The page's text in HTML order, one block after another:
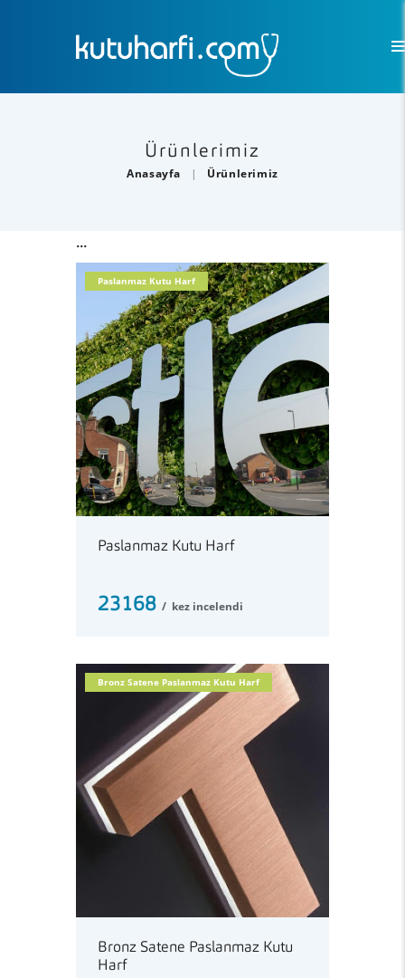
Ürünlerimiz
Anasayfa Ürünlerimiz
...
Paslanmaz Kutu Harf
Paslanmaz Kutu Harf
23168 kez incelendi
Bronz Satene Paslanmaz Kutu Harf
Bronz Satene Paslanmaz Kutu
Harf